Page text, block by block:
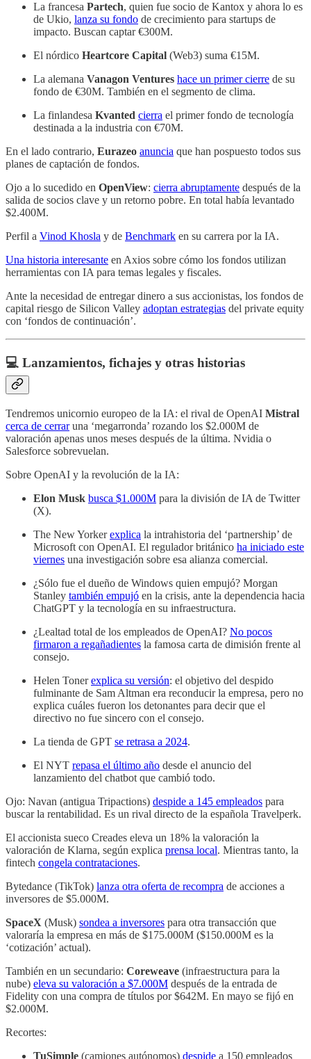
La francesa Partech, quien fue socio de Kantox y ahora lo es
de Ukio, lanza su fondo de crecimiento para startups de
impacto. Buscan captar €300M.
El nórdico Heartcore Capital (Web3) suma €15M.
La alemana Vanagon Ventures hace un primer cierre de su
fondo de €30M. También en el segmento de clima.
La finlandesa Kvanted cierra el primer fondo de tecnología
destinada a la industria con €70M.
En el lado contrario, Eurazeo anuncia que han pospuesto todos sus
planes de captación de fondos.
Ojo a lo sucedido en OpenView: cierra abruptamente después de la
salida de socios clave y un retorno pobre. En total había levantado
$2.400M.
Perfil a Vinod Khosla y de Benchmark en su carrera por la IA.
Una historia interesante en Axios sobre cómo los fondos utilizan
herramientas con IA para temas legales y fiscales.
Ante la necesidad de entregar dinero a sus accionistas, los fondos de
capital riesgo de Silicon Valley adoptan estrategias del private equity
con ‘fondos de continuación’.
💻 Lanzamientos, fichajes y otras historias
Tendremos unicornio europeo de la IA: el rival de OpenAI Mistral
cerca de cerraruna ‘megarronda’ rozando los $2.000M de
valoración apenas unos meses después de la última. Nvidia o
Salesforce sobrevuelan.
Sobre OpenAI y la revolución de la IA:
Elon Musk busca $1.000M para la división de IA de Twitter
(X).
The New Yorkerexplica la intrahistoria del ‘partnership’ de
Microsoft con OpenAI. El regulador británico ha iniciado este
viernes una investigación sobre esa alianza comercial.
¿Sólo fue el dueño de Windows quien empujó? Morgan
Stanley también empujó en la crisis, ante la dependencia hacia
ChatGPT y la tecnología en su infraestructura.
¿Lealtad total de los empleados de OpenAI? No pocos
firmaron a regañadientes la famosa carta de dimisión frente al
consejo.
Helen Tonerexplica su versión: el objetivo del despido
fulminante de Sam Altman era reconducir la empresa, pero no
explica cuáles fueron los detonantes para decir que el
directivo no fue sincero con el consejo.
La tienda de GPT se retrasa a 2024.
El NYT repasa el último año desde el anuncio del
lanzamiento del chatbot que cambió todo.
Ojo: Navan (antigua Tripactions) despide a 145 empleados para
buscar la rentabilidad. Es un rival directo de la española Travelperk.
El accionista sueco Creades eleva un 18% la valoración la
valoración de Klarna, según explica prensa local. Mientras tanto, la
fintech congela contrataciones.
Bytedance (TikTok) lanza otra oferta de recompra de acciones a
inversores de $5.000M.
SpaceX (Musk) sondea a inversores para otra transacción que
valoraría la empresa en más de $175.000M ($150.000M es la
‘cotización’ actual).
También en un secundario: Coreweave (infraestructura para la
nube) eleva su valoración a $7.000M después de la entrada de
Fidelity con una compra de títulos por $642M. En mayo se fijó en
$2.000M.
Recortes:
TuSimple (camiones autónomos) despide a 150 empleados